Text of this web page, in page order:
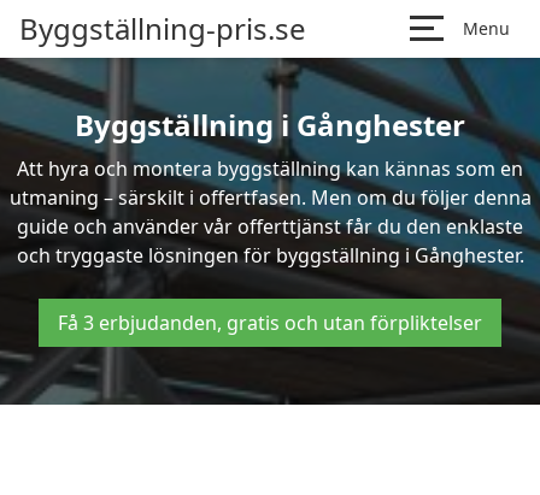
Byggställning-pris.se Menu
Byggställning i Gånghester
Att hyra och montera byggställning kan kännas som en
utmaning – särskilt i offertfasen. Men om du följer denna
guide och använder vår offerttjänst får du den enklaste
och tryggaste lösningen för byggställning i Gånghester.
Få 3 erbjudanden, gratis och utan förpliktelser